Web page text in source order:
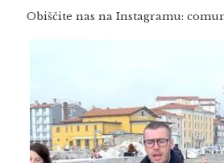
Obiščite nas na Instagramu: